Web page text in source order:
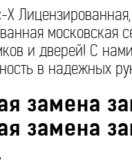
Х Лицензированная,
московская
и дверей! С
в надежных
замена
замена